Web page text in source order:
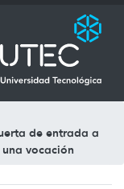
de entrada a
vocación